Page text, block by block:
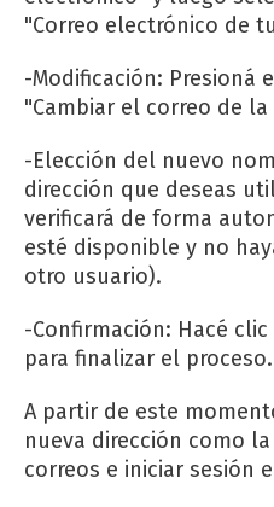
"Correo electrónico de
-Modificación: Presioná
"Cambiar el correo de
-Elección del nuevo
dirección que deseas
verificará de forma
esté disponible y no
otro usuario).
-Confirmación: Hacé
para finalizar el proceso.
A partir de este
nueva dirección como
correos e iniciar sesión